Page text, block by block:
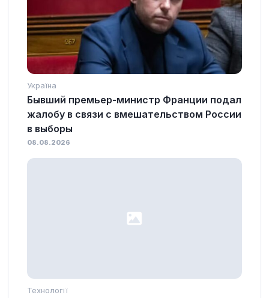
Україна
Бывший премьер-министр Франции подал
жалобу в связи с вмешательством России
в выборы
08.08.2026
Технології